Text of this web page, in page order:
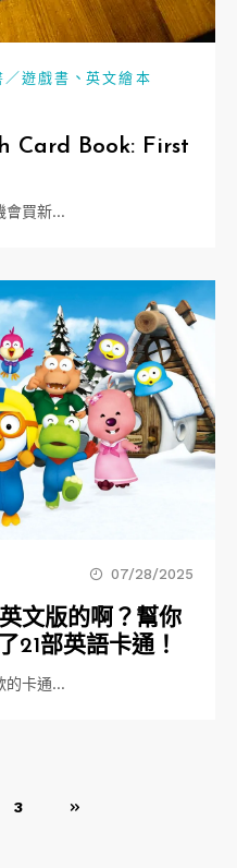
／遊戲書 、英文繪本
Card Book: First
會買新…
07/28/2025
文版的啊？幫你
21部英語卡通！
的卡通…
3